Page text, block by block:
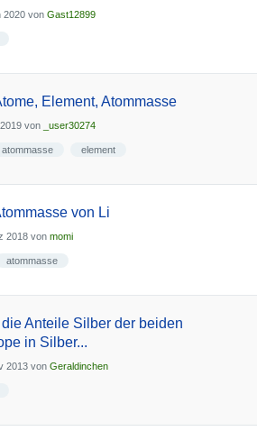
2020 von Gast12899
Element, Atommasse
von _user30274
atommasse element
von Li
2018 von momi
atommasse
Anteile Silber der beiden
in Silber...
2013 von Geraldinchen